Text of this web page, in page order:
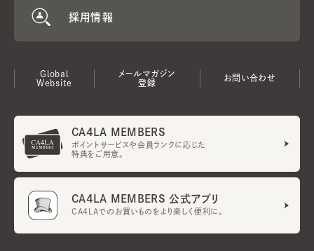
採用情報
Global
Website
メールマガジン
登録
お問い合わせ
CA4LA MEMBERS
ポイントサービスや会員ランクに応じた
特典をご用意。
CA4LA MEMBERS 公式アプリ
CA4LAでのお買いものをより楽しく便利に。